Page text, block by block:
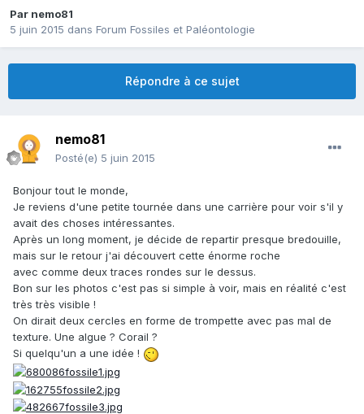
Par nemo81
5 juin 2015 dans Forum Fossiles et Paléontologie
Répondre à ce sujet
nemo81
Posté(e) 5 juin 2015
Bonjour tout le monde,
Je reviens d'une petite tournée dans une carrière pour voir s'il y
avait des choses intéressantes.
Après un long moment, je décide de repartir presque bredouille,
mais sur le retour j'ai découvert cette énorme roche
avec comme deux traces rondes sur le dessus.
Bon sur les photos c'est pas si simple à voir, mais en réalité c'est
très très visible !
On dirait deux cercles en forme de trompette avec pas mal de
texture. Une algue ? Corail ?
Si quelqu'un a une idée !